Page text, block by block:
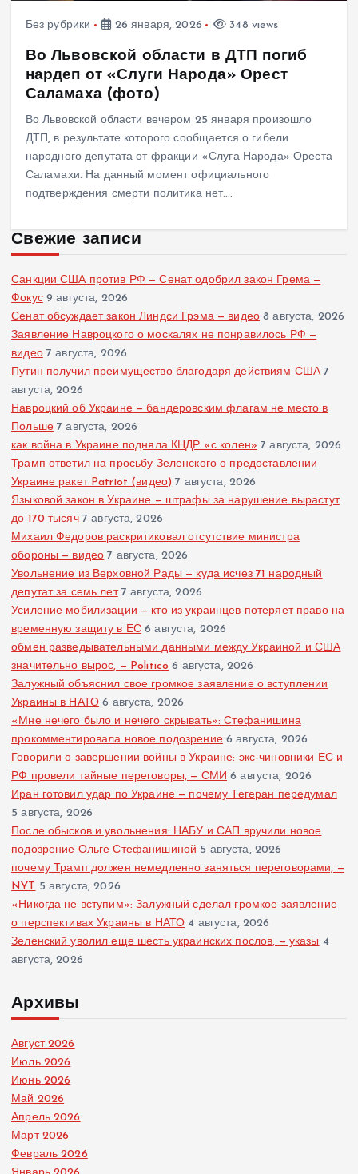
Без рубрики 26 января, 2026 348 views
Во Львовской области в ДТП погиб
нардеп от «Слуги Народа» Орест
Саламаха (фото)
Во Львовской области вечером 25 января произошло
ДТП, в результате которого сообщается о гибели
народного депутата от фракции «Слуга Народа» Ореста
Саламахи. На данный момент официального
подтверждения смерти политика нет.…
Свежие записи
Санкции США против РФ — Сенат одобрил закон Грема —
Фокус 9 августа, 2026
Сенат обсуждает закон Линдси Грэма — видео 8 августа, 2026
Заявление Навроцкого о москалях не понравилось РФ —
видео 7 августа, 2026
Путин получил преимущество благодаря действиям США 7
августа, 2026
Навроцкий об Украине — бандеровским флагам не место в
Польше 7 августа, 2026
как война в Украине подняла КНДР «с колен» 7 августа, 2026
Трамп ответил на просьбу Зеленского о предоставлении
Украине ракет Patriot (видео) 7 августа, 2026
Языковой закон в Украине — штрафы за нарушение вырастут
до 170 тысяч 7 августа, 2026
Михаил Федоров раскритиковал отсутствие министра
обороны — видео 7 августа, 2026
Увольнение из Верховной Рады — куда исчез 71 народный
депутат за семь лет 7 августа, 2026
Усиление мобилизации — кто из украинцев потеряет право на
временную защиту в ЕС 6 августа, 2026
обмен разведывательными данными между Украиной и США
значительно вырос, — Politico 6 августа, 2026
Залужный объяснил свое громкое заявление о вступлении
Украины в НАТО 6 августа, 2026
«Мне нечего было и нечего скрывать»: Стефанишина
прокомментировала новое подозрение 6 августа, 2026
Говорили о завершении войны в Украине: экс-чиновники ЕС и
РФ провели тайные переговоры, — СМИ 6 августа, 2026
Иран готовил удар по Украине — почему Тегеран передумал
5 августа, 2026
После обысков и увольнения: НАБУ и САП вручили новое
подозрение Ольге Стефанишиной 5 августа, 2026
почему Трамп должен немедленно заняться переговорами, —
NYT 5 августа, 2026
«Никогда не вступим»: Залужный сделал громкое заявление
о перспективах Украины в НАТО 4 августа, 2026
Зеленский уволил еще шесть украинских послов, — указы 4
августа, 2026
Архивы
Август 2026
Июль 2026
Июнь 2026
Май 2026
Апрель 2026
Март 2026
Февраль 2026